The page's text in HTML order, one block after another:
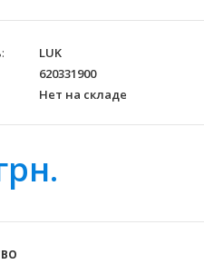
LUK
620331900
Нет на складе